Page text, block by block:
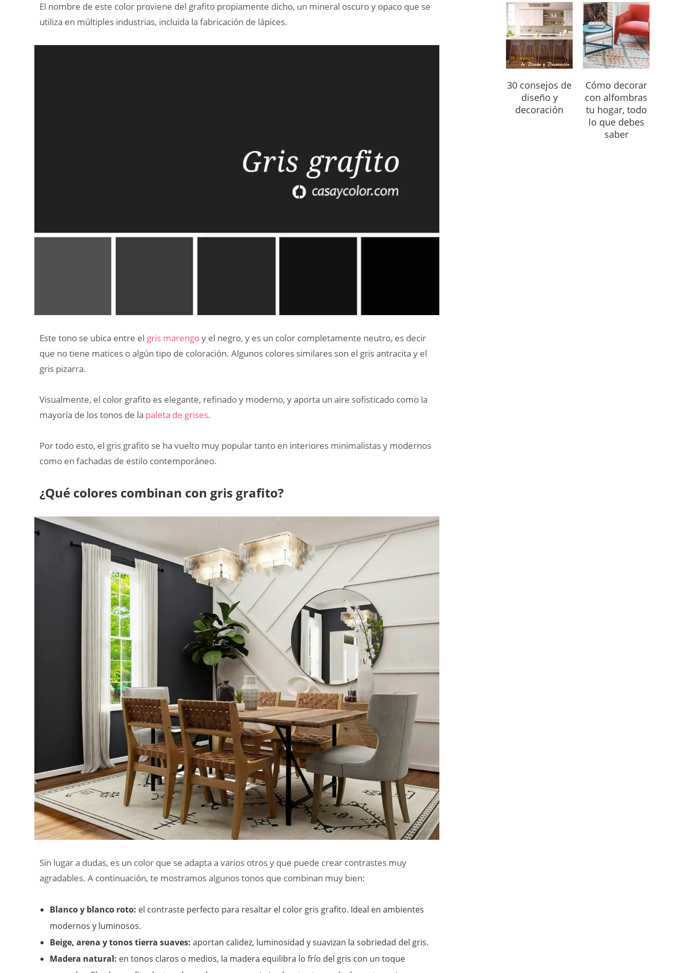
El nombre de este color proviene del grafito propiamente dicho, un mineral oscuro y opaco que se
utiliza en múltiples industrias, incluida la fabricación de lápices.
Este tono se ubica entre el gris marengoy el negro, y es un color completamente neutro, es decir
que no tiene matices o algún tipo de coloración. Algunos colores similares son el gris antracita y el
gris pizarra.
Visualmente, el color grafito es elegante, refinado y moderno, y aporta un aire sofisticado como la
mayoría de los tonos de la paleta de grises.
Por todo esto, el gris grafito se ha vuelto muy popular tanto en interiores minimalistas y modernos
como en fachadas de estilo contemporáneo.
¿Qué colores combinan con gris grafito?
Sin lugar a dudas, es un color que se adapta a varios otros y que puede crear contrastes muy
agradables. A continuación, te mostramos algunos tonos que combinan muy bien:
Blanco y blanco roto: el contraste perfecto para resaltar el color gris grafito. Ideal en ambientes
modernos y luminosos.
Beige, arena y tonos tierra suaves: aportan calidez, luminosidad y suavizan la sobriedad del gris.
Madera natural: en tonos claros o medios, la madera equilibra lo frío del gris con un toque
30 consejos de
diseño y
decoración
Cómo decorar
con alfombras
tu hogar, todo
lo que debes
saber